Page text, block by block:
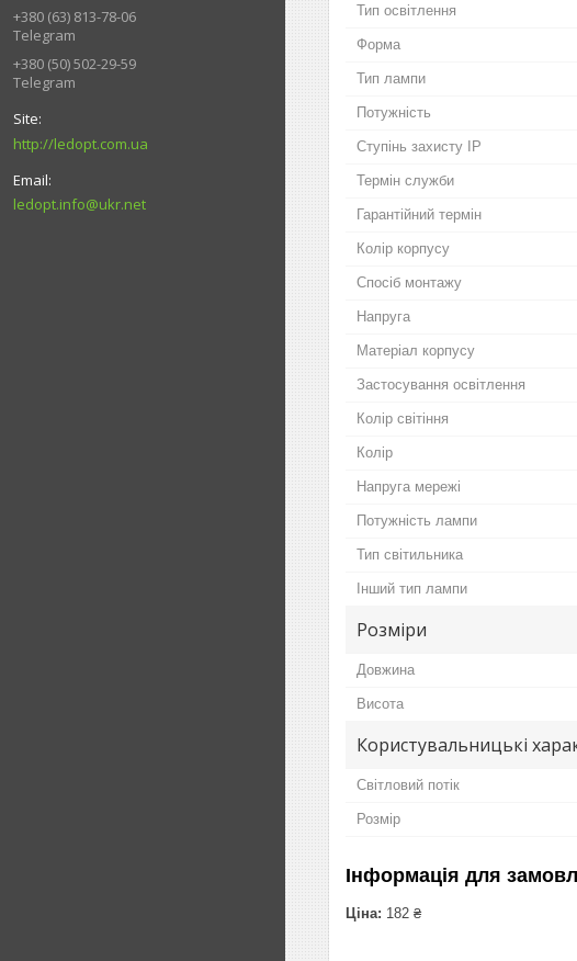
+380 (63) 813-78-06
Telegram
+380 (50) 502-29-59
Telegram
http://ledopt.com.ua
ledopt.info@ukr.net
Тип освітлення
Форма
Тип лампи
Потужність
Ступінь захисту IP
Термін служби
Гарантійний термін
Колір корпусу
Спосіб монтажу
Напруга
Матеріал корпусу
Застосування освітлення
Колір світіння
Колір
Напруга мережі
Потужність лампи
Тип світильника
Інший тип лампи
Розміри
Довжина
Висота
Користувальницькі
Світловий потік
Розмір
Інформація для
Ціна: 182 ₴